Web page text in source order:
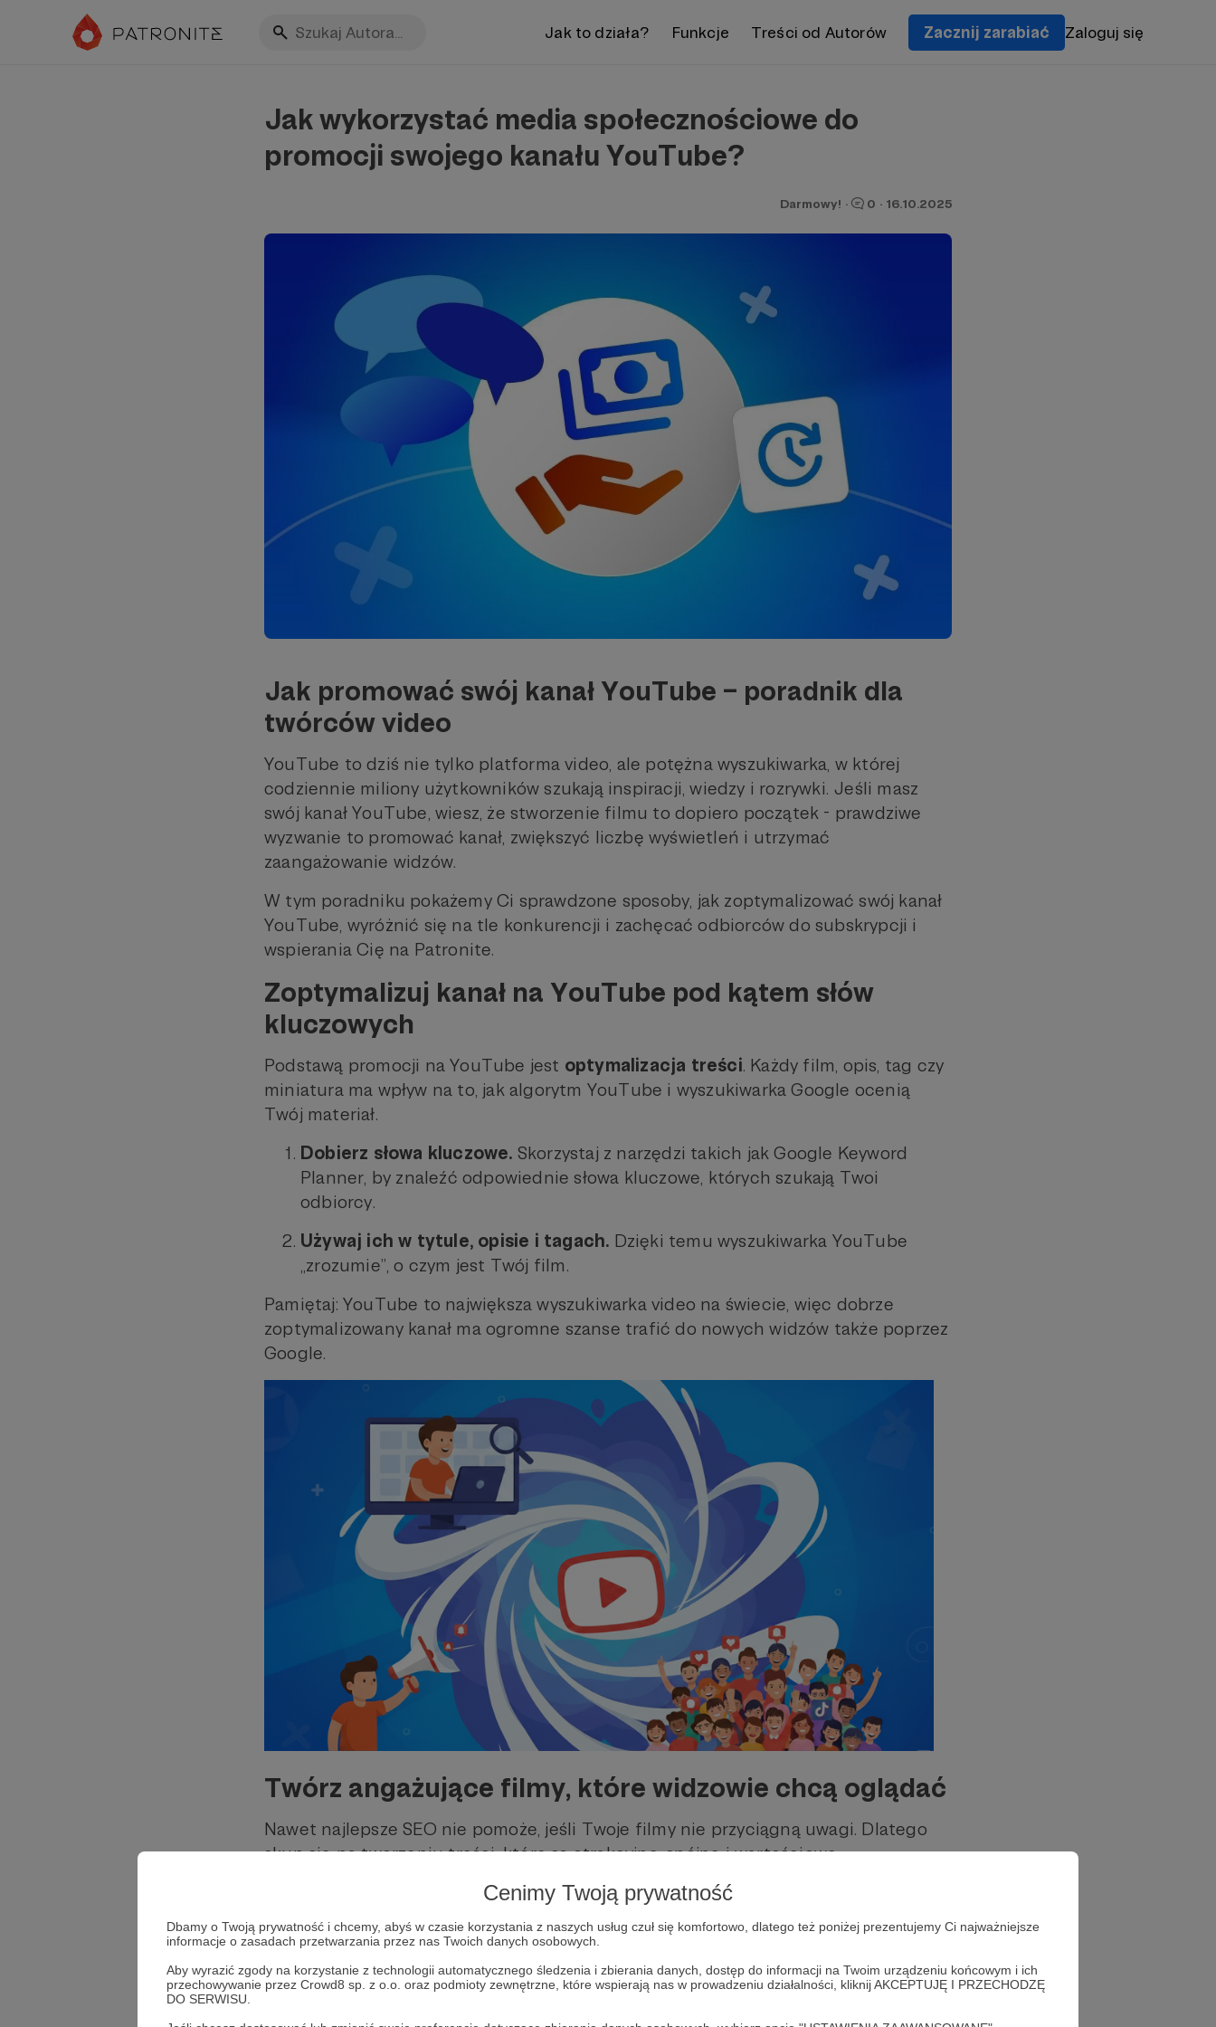
Cenimy Twoją prywatność
Dbamy o Twoją prywatność i chcemy, abyś w czasie korzystania z naszych usług czuł się komfortowo, dlatego też poniżej prezentujemy Ci najważniejsze
informacje o zasadach przetwarzania przez nas Twoich danych osobowych.
Aby wyrazić zgody na korzystanie z technologii automatycznego śledzenia i zbierania danych, dostęp do informacji na Twoim urządzeniu końcowym i ich
przechowywanie przez Crowd8 sp. z o.o. oraz podmioty zewnętrzne, które wspierają nas w prowadzeniu działalności, kliknij AKCEPTUJĘ I PRZECHODZĘ
DO SERWISU.
Jak to działa? Funkcje Treści od Autorów Zacznij zarabiać Zaloguj się
Jak wykorzystać media społecznościowe do
promocji swojego kanału YouTube?
Darmowy! · 0 · 16.10.2025
Jak promować swój kanał YouTube – poradnik dla
twórców video
YouTube to dziś nie tylko platforma video, ale potężna wyszukiwarka, w której
codziennie miliony użytkowników szukają inspiracji, wiedzy i rozrywki. Jeśli masz
swój kanał YouTube, wiesz, że stworzenie filmu to dopiero początek - prawdziwe
wyzwanie to promować kanał, zwiększyć liczbę wyświetleń i utrzymać
zaangażowanie widzów.
W tym poradniku pokażemy Ci sprawdzone sposoby, jak zoptymalizować swój kanał
YouTube, wyróżnić się na tle konkurencji i zachęcać odbiorców do subskrypcji i
wspierania Cię na Patronite.
Zoptymalizuj kanał na YouTube pod kątem słów
kluczowych
Podstawą promocji na YouTube jest optymalizacja treści. Każdy film, opis, tag czy
miniatura ma wpływ na to, jak algorytm YouTube i wyszukiwarka Google ocenią
Twój materiał.
Dobierz słowa kluczowe. Skorzystaj z narzędzi takich jak Google Keyword
Planner, by znaleźć odpowiednie słowa kluczowe, których szukają Twoi
odbiorcy.
Używaj ich w tytule, opisie i tagach. Dzięki temu wyszukiwarka YouTube
„zrozumie”, o czym jest Twój film.
Pamiętaj: YouTube to największa wyszukiwarka video na świecie, więc dobrze
zoptymalizowany kanał ma ogromne szanse trafić do nowych widzów także poprzez
Google.
Twórz angażujące filmy, które widzowie chcą oglądać
Nawet najlepsze SEO nie pomoże, jeśli Twoje filmy nie przyciągną uwagi. Dlatego
skup się na tworzeniu treści, które są atrakcyjne, spójne i wartościowe.
Zaczynaj film mocnym otwarciem– pierwsze 10 sekund decyduje, czy widz
zostanie.
Zachęcaj do reakcji
– poproś o komentarz, subskrypcję lub kliknięcie linku w
opisie.
Publikuj regularnie
– algorytm YouTube premiuje aktywne kanały.